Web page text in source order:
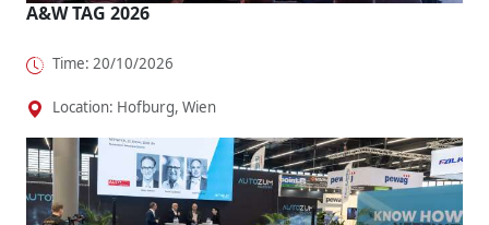
A&W TAG 2026
Time: 20/10/2026
Location: Hofburg, Wien